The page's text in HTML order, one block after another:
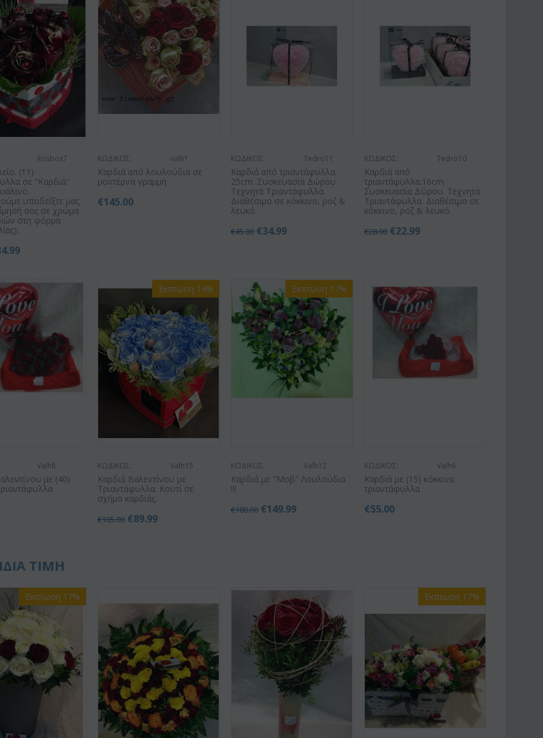
Rosbox7
(11)
σε "Καρδιά"
υποδείξτε μας
σας σε χρώμα
στη φόρμα
ΚΩΔΙΚΟΣ: valh1
Καρδιά από λουλούδια σε
μοντέρνα γραμμή
€145.00
ΚΩΔΙΚΟΣ: Tedro11
Καρδιά από τριαντάφυλλα.
25cm. Συσκευασία Δώρου.
Τεχνητά Τριαντάφυλλα.
Διαθέσιμο σε κόκκινο, ροζ &
λευκό.
€45.00 €34.99
ΚΩΔΙΚΟΣ: Tedro10
Καρδιά από
τριαντάφυλλα.16cm.
Συσκευασία Δώρου. Τεχνητά
Τριαντάφυλλα. Διαθέσιμο σε
κόκκινο, ροζ & λευκό.
€28.00 €22.99
Valh8
με (40)
Έκπτωση 14%
ΚΩΔΙΚΟΣ: Valh15
Καρδιά Βαλεντίνου με
Τριαντάφυλλα. Κουτί σε
σχήμα καρδιάς.
€105.00 €89.99
Έκπτωση 17%
ΚΩΔΙΚΟΣ: Valh12
Καρδιά με "Μοβ" Λουλούδια
!!!
€180.00 €149.99
ΚΩΔΙΚΟΣ: Valh6
Καρδιά με (15) κόκκινα
τριαντάφυλλα
€55.00
ΤΙΜΗ
Έκπτωση 17% Έκπτωση 17%